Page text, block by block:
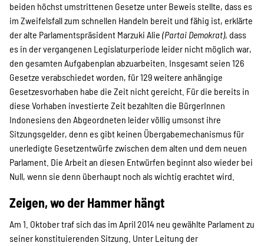
beiden höchst umstrittenen Gesetze unter Beweis stellte, dass es
im Zweifelsfall zum schnellen Handeln bereit und fähig ist, erklärte
der alte Parlamentspräsident Marzuki Alie (Partai Demokrat), dass
es in der vergangenen Legislaturperiode leider nicht möglich war,
den gesamten Aufgabenplan abzuarbeiten. Insgesamt seien 126
Gesetze verabschiedet worden, für 129 weitere anhängige
Gesetzesvorhaben habe die Zeit nicht gereicht. Für die bereits in
diese Vorhaben investierte Zeit bezahlten die BürgerInnen
Indonesiens den Abgeordneten leider völlig umsonst ihre
Sitzungsgelder, denn es gibt keinen Übergabemechanismus für
unerledigte Gesetzentwürfe zwischen dem alten und dem neuen
Parlament. Die Arbeit an diesen Entwürfen beginnt also wieder bei
Null, wenn sie denn überhaupt noch als wichtig erachtet wird.
Zeigen, wo der Hammer hängt
Am 1. Oktober traf sich das im April 2014 neu gewählte Parlament zu
seiner konstituierenden Sitzung. Unter Leitung der